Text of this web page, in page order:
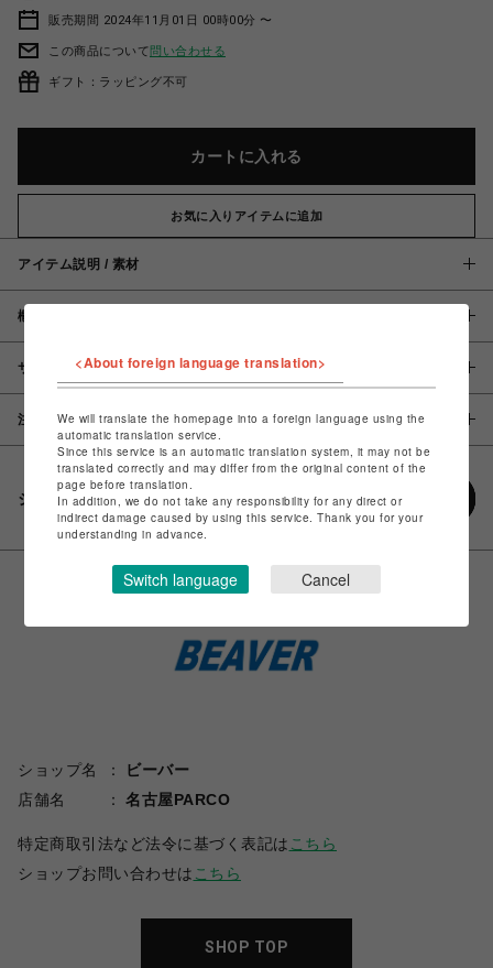
販売期間 2024年11月01日 00時00分 〜
この商品について問い合わせる
ギフト：ラッピング不可
カートに入れる
お気に入りアイテムに追加
アイテム説明 / 素材
概要
サイズ
注意事項
シェアする
ショップ名
ビーバー
店舗名
名古屋PARCO
特定商取引法など法令に基づく表記は こちら
ショップお問い合わせは こちら
SHOP TOP
<About foreign language translation>
We will translate the homepage into a foreign language using the
automatic translation service.
Since this service is an automatic translation system, it may not be
translated correctly and may differ from the original content of the
page before translation.
In addition, we do not take any responsibility for any direct or
indirect damage caused by using this service. Thank you for your
understanding in advance.
Switch language Cancel